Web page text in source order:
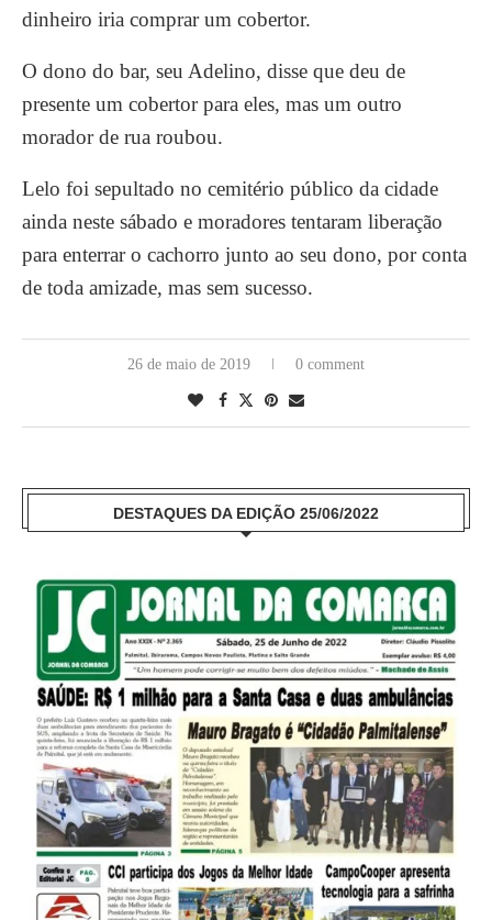
dinheiro iria comprar um cobertor.
O dono do bar, seu Adelino, disse que deu de
presente um cobertor para eles, mas um outro
morador de rua roubou.
Lelo foi sepultado no cemitério público da cidade
ainda neste sábado e moradores tentaram liberação
para enterrar o cachorro junto ao seu dono, por conta
de toda amizade, mas sem sucesso.
26 de maio de 2019 0 comment
DESTAQUES DA EDIÇÃO 25/06/2022